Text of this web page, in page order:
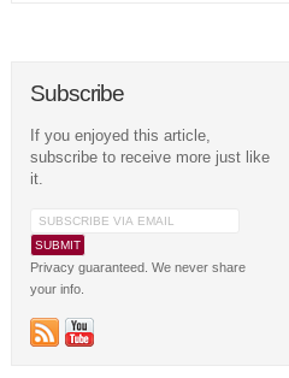
Subscribe
If you enjoyed this article,
subscribe to receive more just like
it.
Privacy guaranteed. We never share
your info.